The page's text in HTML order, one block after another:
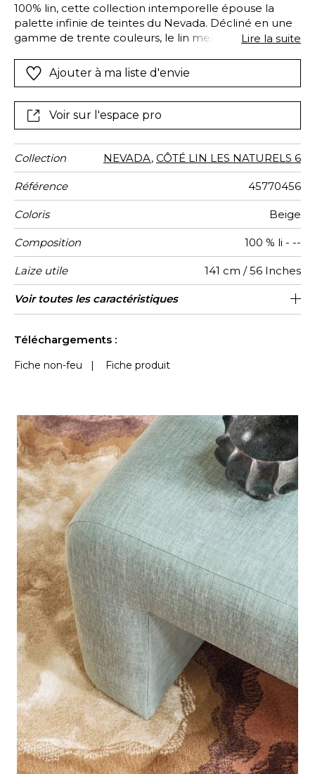
100% lin, cette collection intemporelle épouse la
palette infinie de teintes du Nevada. Décliné en une
gamme de trente couleurs, le lin mercerisé et
éclat subtil lumineux, une texture veloutée et douce,
rappelant la délicatesse de la peau de pêche.
Lire la suite
Ajouter à ma liste d'envie
Voir sur l'espace pro
Collection NEVADA, CÔTÉ LIN LES NATURELS 6
Référence 45770456
Coloris Beige
Composition 100 % li - --
Laize utile 141 cm / 56 Inches
Raccord Raccord libre
Test
Martindale
40000
Usage
martindale
Siège à usage intensif : >40,000 cycles
(Martindale) et/ou >30,000 doubles rubs
Wyzenbeek 50000
Sens De large
Poids g/m² 432
Usage
Entretien
Pays
d'origine
Italie
Voir toutes les caractéristiques
Téléchargements :
Fiche non-feu | Fiche produit